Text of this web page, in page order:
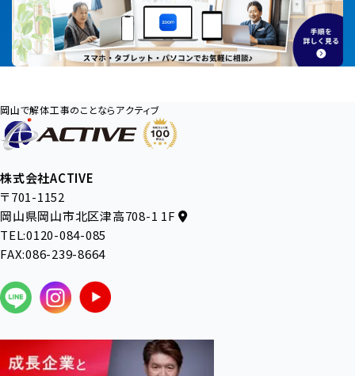
岡山で解体工事のことならアクティブ
株式会社ACTIVE
〒701-1152
岡山県岡山市北区津高708-1 1F
TEL:0120-084-085
FAX:086-239-8664